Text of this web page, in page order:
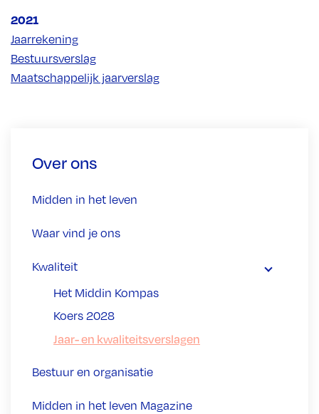
Over ons
Midden in het leven
Waar vind je ons
Kwaliteit
Het Middin Kompas
Koers 2028
Jaar- en kwaliteitsverslagen
Bestuur en organisatie
Midden in het leven Magazine
2021
Jaarrekening
Bestuursverslag
Maatschappelijk jaarverslag